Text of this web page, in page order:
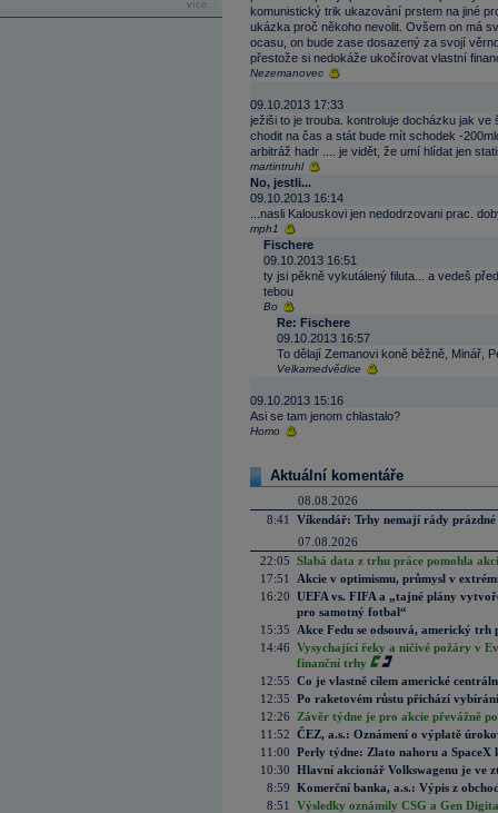
více...
komunistický trik ukazování prstem na jiné
ukázka proč někoho nevolit. Ovšem on má
ocasu, on bude zase dosazený za svojí
přestože si nedokáže ukočírovat vlastní
Nezemanovec
09.10.2013 17:33
ježiši to je trouba. kontroluje docházku jak
chodit na čas a stát bude mít schodek -
arbitráž hadr .... je vidět, že umí hlídat jen
martintruhl
No, jestli...
09.10.2013 16:14
...nasli Kalouskovi jen nedodrzovani prac.
mph1
Fischere
09.10.2013 16:51
ty jsi pěkně vykutálený filuta... a vedeš
tebou
Bo
Re: Fischere
09.10.2013 16:57
To dělají Zemanovi koně běžně, Minář,
Velkamedvědice
09.10.2013 15:16
Asi se tam jenom chlastalo?
Homo
Aktuální komentáře
08.08.2026
8:41
Víkendář: Trhy nemají rády prázdné
07.08.2026
22:05 Slabá data z trhu práce pomohla
17:51
Akcie v optimismu, průmysl v
16:20 UEFA vs. FIFA a „tajné plány
pro samotný fotbal“
15:35
Akce Fedu se odsouvá, americký
14:46 Vysychající řeky a ničivé požáry v
finanční trhy
12:55 Co je vlastně cílem americké
12:35 Po raketovém růstu přichází
12:26
Závěr týdne je pro akcie převážně
11:52 ČEZ, a.s.: Oznámení o výplatě
11:00 Perly týdne: Zlato nahoru a SpaceX
10:30 Hlavní akcionář Volkswagenu je ve
8:59 Komerční banka, a.s.: Výpis z
8:51
Výsledky oznámily CSG a Gen